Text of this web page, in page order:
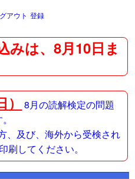
アウト 登録
は、8月10日ま
8月の読解検定の問題
、及び、海外から受検され
刷してください。